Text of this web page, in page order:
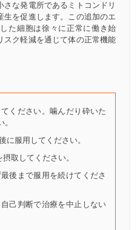
な発電所であるミトコンドリ
生を促進します。この追加のエ
た細胞は徐々に正常に働き始
スク軽減を通じて体の正常機能
ください。噛んだり砕いた
に服用してください。
取してください。
後まで服用を続けてくださ
己判断で治療を中止しない